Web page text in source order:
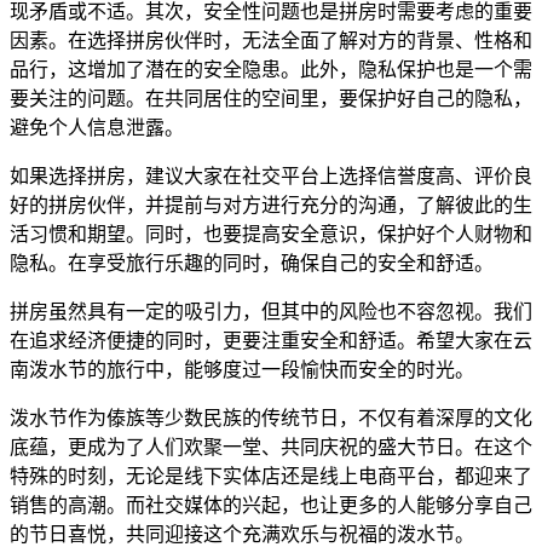
现矛盾或不适。其次，安全性问题也是拼房时需要考虑的重要
因素。在选择拼房伙伴时，无法全面了解对方的背景、性格和
品行，这增加了潜在的安全隐患。此外，隐私保护也是一个需
要关注的问题。在共同居住的空间里，要保护好自己的隐私，
避免个人信息泄露。
如果选择拼房，建议大家在社交平台上选择信誉度高、评价良
好的拼房伙伴，并提前与对方进行充分的沟通，了解彼此的生
活习惯和期望。同时，也要提高安全意识，保护好个人财物和
隐私。在享受旅行乐趣的同时，确保自己的安全和舒适。
拼房虽然具有一定的吸引力，但其中的风险也不容忽视。我们
在追求经济便捷的同时，更要注重安全和舒适。希望大家在云
南泼水节的旅行中，能够度过一段愉快而安全的时光。
泼水节作为傣族等少数民族的传统节日，不仅有着深厚的文化
底蕴，更成为了人们欢聚一堂、共同庆祝的盛大节日。在这个
特殊的时刻，无论是线下实体店还是线上电商平台，都迎来了
销售的高潮。而社交媒体的兴起，也让更多的人能够分享自己
的节日喜悦，共同迎接这个充满欢乐与祝福的泼水节。